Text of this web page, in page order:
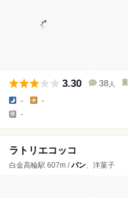
3.30 38 人
- -
-
ラトリエコッコ
白金高輪駅 607m /パン、洋菓子